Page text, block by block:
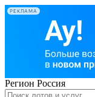
РЕКЛАМА
Регион Россия